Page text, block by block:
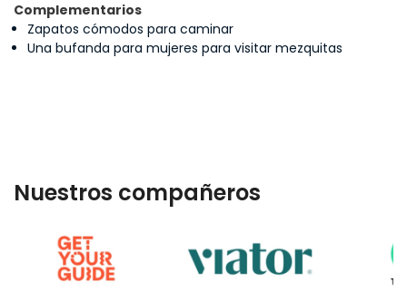
Complementarios
Zapatos cómodos para caminar
Una bufanda para mujeres para visitar mezquitas
Nuestros compañeros